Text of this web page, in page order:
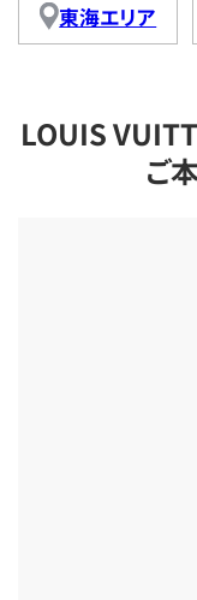
東海エリア
LOUIS
ご